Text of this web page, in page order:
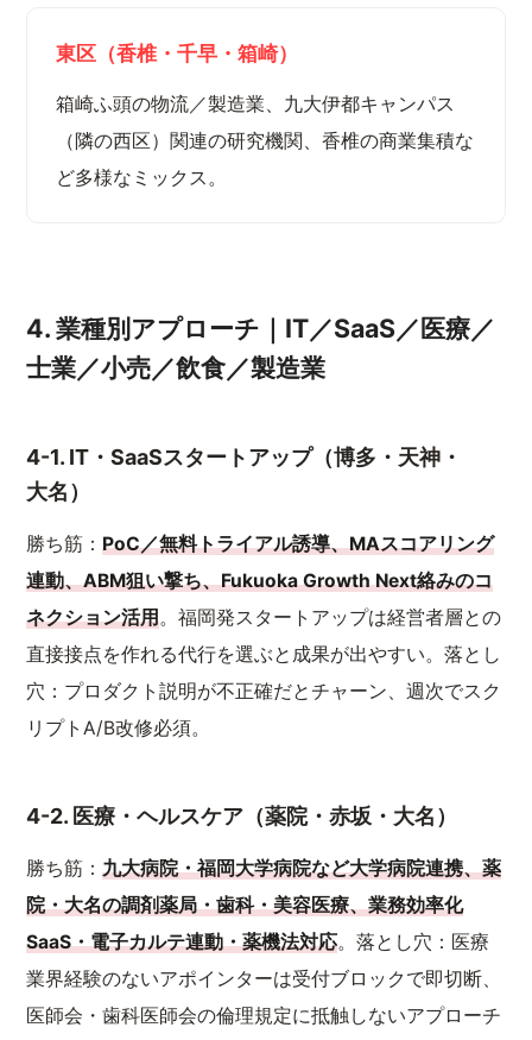
東区（香椎・千早・箱崎）
箱崎ふ頭の物流／製造業、九大伊都キャンパス
（隣の西区）関連の研究機関、香椎の商業集積な
ど多様なミックス。
4. 業種別アプローチ｜IT／SaaS／医療／
士業／小売／飲食／製造業
4-1. IT・SaaSスタートアップ（博多・天神・
大名）
勝ち筋：PoC／無料トライアル誘導、MAスコアリング
連動、ABM狙い撃ち、Fukuoka Growth Next絡みのコ
ネクション活用。福岡発スタートアップは経営者層との
直接接点を作れる代行を選ぶと成果が出やすい。落とし
穴：プロダクト説明が不正確だとチャーン、週次でスク
リプトA/B改修必須。
4-2. 医療・ヘルスケア（薬院・赤坂・大名）
勝ち筋：九大病院・福岡大学病院など大学病院連携、薬
院・大名の調剤薬局・歯科・美容医療、業務効率化
SaaS・電子カルテ連動・薬機法対応。落とし穴：医療
業界経験のないアポインターは受付ブロックで即切断、
医師会・歯科医師会の倫理規定に抵触しないアプローチ